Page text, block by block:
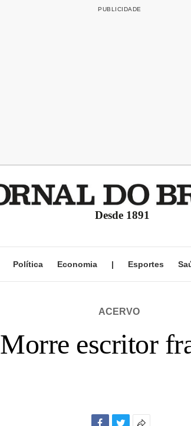
Desde 1891
Política Economia | Esportes
ACERVO
Morre escritor